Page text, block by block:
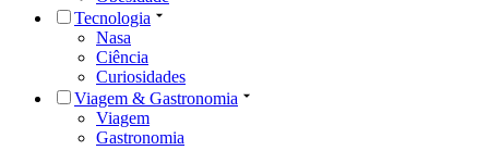
Tecnologia
Nasa
Ciência
Curiosidades
Viagem & Gastronomia
Viagem
Gastronomia